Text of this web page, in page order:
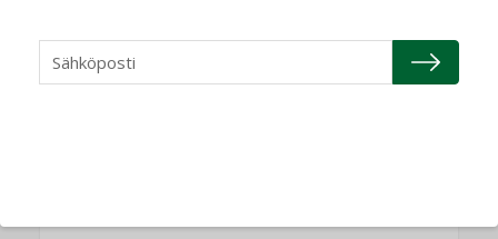
Sähköistyminen kasvaa voimakkaasti:
”Tulevat kilpailuedut syntyvät, kun